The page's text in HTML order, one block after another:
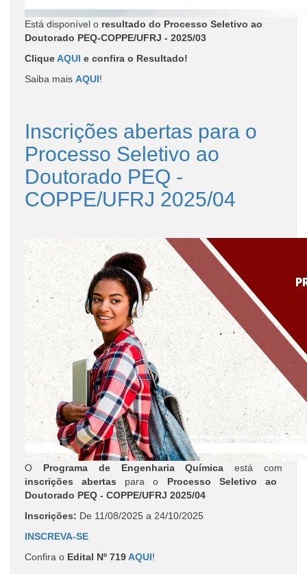
Está disponível o resultado do Processo Seletivo ao
Doutorado PEQ-COPPE/UFRJ - 2025/03
CliqueAQUI e confira o Resultado!
Saiba mais AQUI!
Inscrições abertas para o
Processo Seletivo ao
Doutorado PEQ -
COPPE/UFRJ 2025/04
O Programa de Engenharia Química está com
inscrições abertas para o Processo Seletivo ao
Doutorado PEQ - COPPE/UFRJ 2025/04
Inscrições: De 11/08/2025 a 24/10/2025
INSCREVA-SE
Confira o Edital Nº 719AQUI!